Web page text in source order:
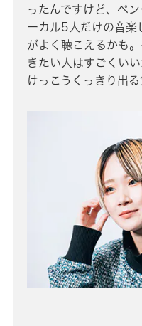
ったんですけど、ペ
ーカル5人だけの音楽
がよく聴こえるかも
きたい人はすごくい
けっこうくっきり出る